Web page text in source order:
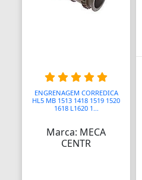
Barras LED
Barras Roscadas
Bases
ENGRENAGEM CORREDICA
HL5 MB 1513 1418 1519 1520
1618 L1620 1...
Marca: MECA
CENTR